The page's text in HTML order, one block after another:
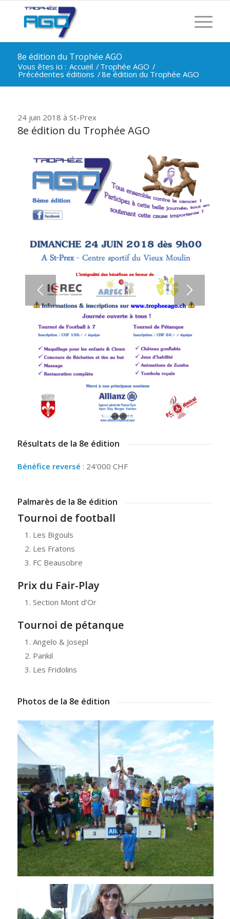
8e édition du Trophée AGO
Vous êtes ici : Accueil / Trophée AGO /
Précédentes éditions /8e édition du Trophée AGO
24 juin 2018 à St-Prex
8e édition du Trophée AGO
3
Résultats de la 8e édition
Bénéfice reversé : 24’000 CHF
Palmarès de la 8e édition
Tournoi de football
Les Bigouls
Les Fratons
FC Beausobre
Prix du Fair-Play
Section Mont d’Or
Tournoi de pétanque
Angelo & Josepl
Pankil
Les Fridolins
Photos de la 8e édition